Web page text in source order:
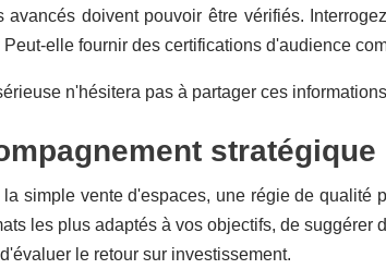
avancés doivent pouvoir être vérifiés.
Peut-elle fournir des certifications d'audience
n'hésitera pas à partager ces
stratégique
simple vente d'espaces, une régie de qualité
les plus adaptés à vos objectifs, de
le retour sur investissement.